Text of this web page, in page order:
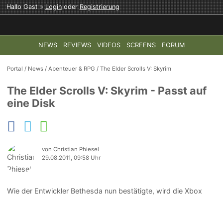
Hallo Gast »LoginoderRegistrierung
NEWS REVIEWS VIDEOS SCREENS FORUM
TOP-THEMEN: COD: MODERN WARFARE 4 HALO:
Portal / News /Abenteuer & RPG /The Elder Scrolls V: Skyrim
The Elder Scrolls V: Skyrim - Passt auf
eine Disk
von Christian Phiesel
29.08.2011, 09:58 Uhr
Wie der Entwickler Bethesda nun bestätigte, wird die Xbox